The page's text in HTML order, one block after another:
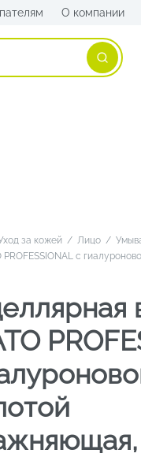
О компании
Поиск
за кожей / Лицо /
PROFESSIONAL с